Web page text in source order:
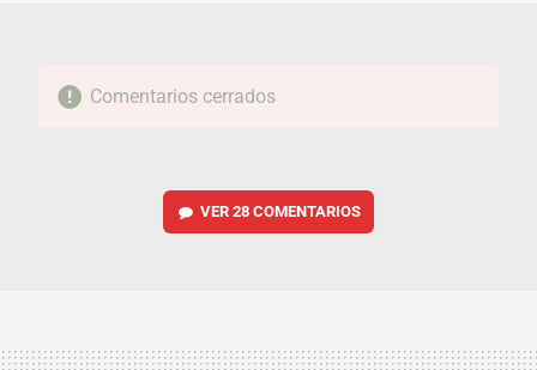
Comentarios cerrados
VER 28 COMENTARIOS